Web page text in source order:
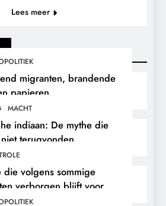
migranten, brandende
papieren
MACHT
indiaan: De mythe die
terugvonden.
die volgens sommige
verborgen blijft voor
Lees meer